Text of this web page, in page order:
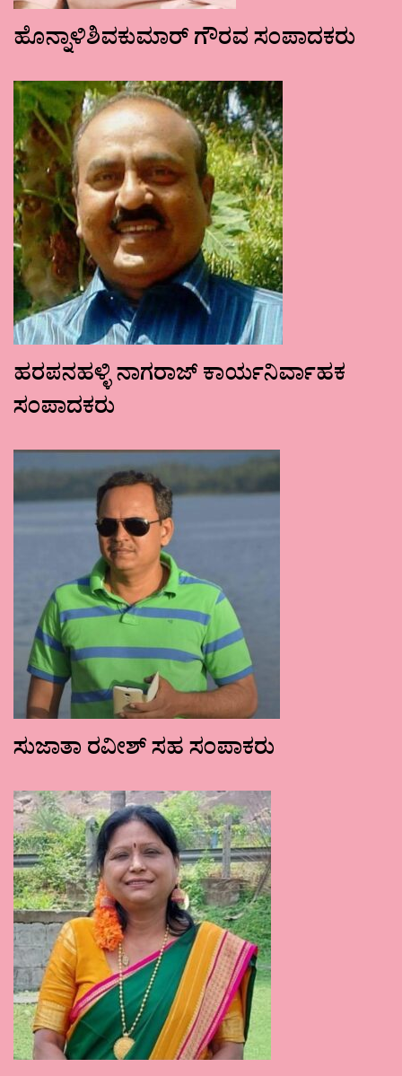
ಹೊನ್ನಾಳಿಶಿವಕುಮಾರ್ ಗೌರವ ಸಂಪಾದಕರು
ಹರಪನಹಳ್ಳಿ ನಾಗರಾಜ್ ಕಾರ್ಯನಿರ್ವಾಹಕ
ಸಂಪಾದಕರು
ಸುಜಾತಾ ರವೀಶ್ ಸಹ ಸಂಪಾಕರು